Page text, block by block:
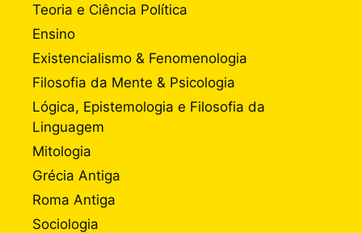
Teoria e Ciência Política
Ensino
Existencialismo & Fenomenologia
Filosofia da Mente & Psicologia
Lógica, Epistemologia e Filosofia da
Linguagem
Mitologia
Grécia Antiga
Roma Antiga
Sociologia